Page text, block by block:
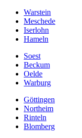
Warstein
Meschede
Iserlohn
Hameln
Soest
Beckum
Oelde
Warburg
Göttingen
Northeim
Rinteln
Blomberg